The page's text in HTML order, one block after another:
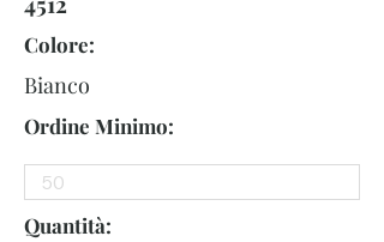
Colore:
Bianco
Ordine Minimo:
Quantità: